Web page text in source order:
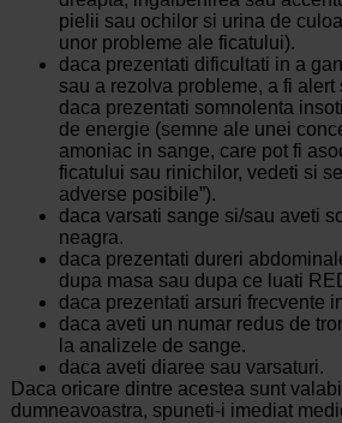
pielii sau ochilor si urina de
unor probleme ale ficatului).
daca prezentati dificultati in a
sau a rezolva probleme, a fi alert
daca prezentati somnolenta
de energie (semne ale unei
amoniac in sange, care pot fi
ficatului sau rinichilor, vedeti si
adverse posibile”).
daca varsati sange si/sau aveti
neagra.
daca prezentati dureri
dupa masa sau dupa ce luati
daca prezentati arsuri frecvente
daca aveti un numar redus de
la analizele de sange.
daca aveti diaree sau varsaturi.
Daca oricare dintre acestea sunt
dumneavoastra, spuneti-i imediat